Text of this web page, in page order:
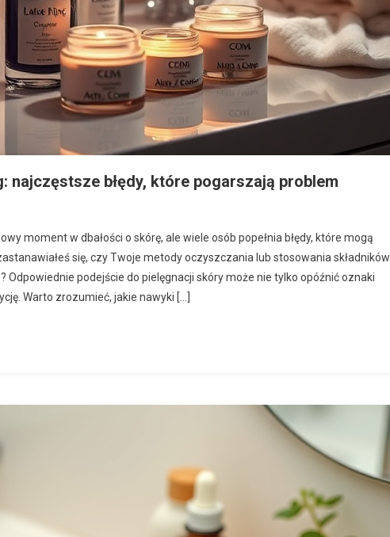
najczęstsze błędy, które pogarszają problem
moment w dbałości o skórę, ale wiele osób popełnia błędy, które mogą
się, czy Twoje metody oczyszczania lub stosowania składników
podejście do pielęgnacji skóry może nie tylko opóźnić oznaki
Warto zrozumieć, jakie nawyki […]